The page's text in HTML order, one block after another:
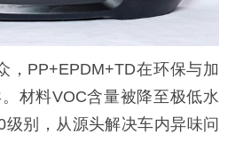
， PP+EPDM+TD在环保与加
材料VOC含量被降至极低水
别，从源头解决车内异味问